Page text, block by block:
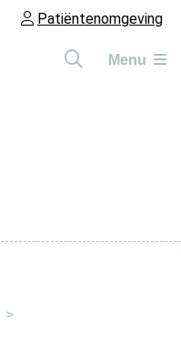
Patiëntenomgeving
Menu